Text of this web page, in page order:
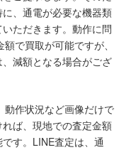
、通電が必要な機器類
ただきます。動作に問
で買取が可能ですが、
減額となる場合がござ
動作状況など画像だけで
ば、現地での査定金額
す。LINE査定は、通